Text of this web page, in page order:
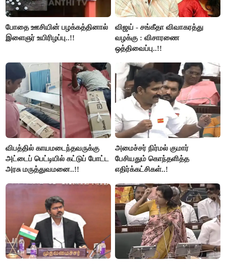
போதை ஊசியின் பழக்கத்தினால்
இளைஞர் உயிரிழப்பு..!!
விஜய் - சங்கீதா விவாகரத்து
வழக்கு : விசாரணை
ஒத்திவைப்பு..!!
விபத்தில் காயமடைந்தவருக்கு
அட்டைப் பெட்டியில் கட்டுப் போட்ட
அரசு மருத்துவமனை..!!
அமைச்சர் நிர்மல் குமார்
பேசியதும் கொந்தளித்த
எதிர்க்கட்சிகள்..!